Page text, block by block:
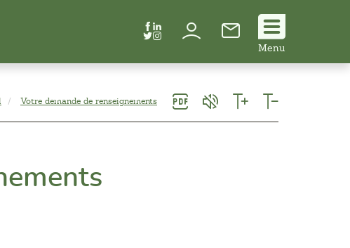
Suivez
!
Menu
Votre demande de renseignements